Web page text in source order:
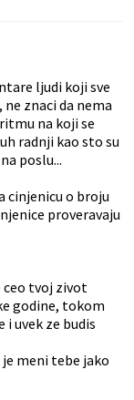
ljudi koji sve
znaci da nema
na koji se
radnji kao sto su
poslu...
cinjenicu o broju
proveravaju
ceo tvoj zivot
godine, tokom
uvek ze budis
meni tebe jako